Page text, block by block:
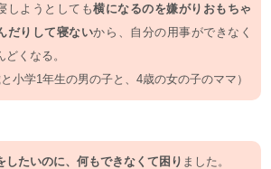
しようとしても横になるのを嫌がりおもちゃ
だりして寝ないから、自分の用事ができなく
どくなる。
と小学1年生の男の子と、4歳の女の子のママ）
したいのに、何もできなくて困り ました。